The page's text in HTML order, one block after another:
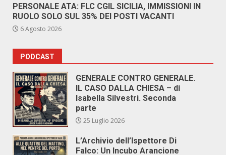
PERSONALE ATA: FLC CGIL SICILIA, IMMISSIONI IN
RUOLO SOLO SUL 35% DEI POSTI VACANTI
6 Agosto 2026
PODCAST
GENERALE CONTRO GENERALE.
IL CASO DALLA CHIESA – di
Isabella Silvestri. Seconda
parte
25 Luglio 2026
L’Archivio dell’Ispettore Di
Falco: Un Incubo Arancione